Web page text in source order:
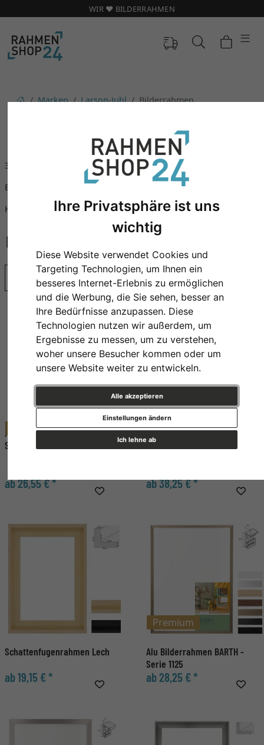
Ihre Privatsphäre ist uns
wichtig
Diese Website verwendet Cookies und
Targeting Technologien, um Ihnen ein
besseres Internet-Erlebnis zu ermöglichen
und die Werbung, die Sie sehen, besser an
Ihre Bedürfnisse anzupassen. Diese
Technologien nutzen wir außerdem, um
Ergebnisse zu messen, um zu verstehen,
woher unsere Besucher kommen oder um
unsere Website weiter zu entwickeln.
Alle akzeptieren
Ich lehne ab
Einstellungen ändern
WIR ❤️ BILDERRAHMEN
Marken Larson-Juhl Bilderrahmen
3D Bilderrahmen
Alu Bilderrahmen
Barock Bilderrahmen
Bilderrahmen nach Maß
Holz Bilderrahmen
Schattenfugenrahmen
Bestseller
Alu Bilderrahmen BARTH -
Serie 916
ab 26,55 € *
Premium
Schmaler Bilderrahmen mit
Echtholzfurnier BARTH,
ab 38,25 € *
Schattenfugenrahmen Lech
ab 19,15 € *
Alu Bilderrahmen BARTH -
Serie 1125
ab 28,25 € *
Premium